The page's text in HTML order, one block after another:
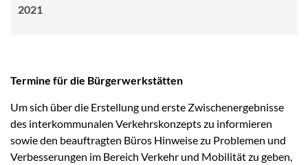
2021
Termine für die Bürgerwerkstätten
Um sich über die Erstellung und erste Zwischenergebnisse
des interkommunalen Verkehrskonzepts zu informieren
sowie den beauftragten Büros Hinweise zu Problemen und
Verbesserungen im Bereich Verkehr und Mobilität zu geben,